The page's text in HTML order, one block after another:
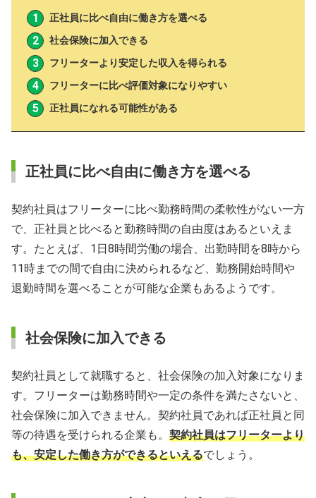
正社員に比べ自由に働き方を選べる
社会保険に加入できる
フリーターより安定した収入を得られる
フリーターに比べ評価対象になりやすい
正社員になれる可能性がある
正社員に比べ自由に働き方を選べる
契約社員はフリーターに比べ勤務時間の柔軟性がない一方
で、正社員と比べると勤務時間の自由度はあるといえま
す。たとえば、1日8時間労働の場合、出勤時間を8時から
11時までの間で自由に決められるなど、勤務開始時間や
退勤時間を選べることが可能な企業もあるようです。
社会保険に加入できる
契約社員として就職すると、社会保険の加入対象になりま
す。フリーターは勤務時間や一定の条件を満たさないと、
社会保険に加入できません。契約社員であれば正社員と同
等の待遇を受けられる企業も。 契約社員はフリーターより
も、安定した働き方ができるといえるでしょう。